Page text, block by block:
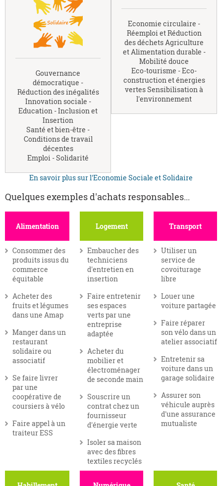
Gouvernance
démocratique -
Réduction des inégalités
Innovation sociale -
Education - Inclusion et
Insertion
Santé et bien-être -
Conditions de travail
décentes
Emploi - Solidarité
Economie circulaire -
Réemploi et Réduction
des déchets Agriculture
et Alimentation durable -
Mobilité douce
Eco-tourisme - Eco-
construction et énergies
vertes Sensibilisation à
l'environnement
En savoir plus sur l'Economie Sociale et Solidaire
Quelques exemples d'achats responsables...
Alimentation Logement Transport
Consommer des
produits issus du
commerce
équitable
Acheter des
fruits et légumes
dans une Amap
Manger dans un
restaurant
solidaire ou
associatif
Se faire livrer
par une
coopérative de
coursiers à vélo
Faire appel à un
traiteur ESS
Embaucher des
techniciens
d'entretien en
insertion
Faire entretenir
ses espaces
verts par une
entreprise
adaptée
Acheter du
mobilier et
électroménager
de seconde main
Souscrire un
contrat chez un
fournisseur
d'énergie verte
Isoler sa maison
avec des fibres
textiles recyclés
Utiliser un
service de
covoiturage
libre
Louer une
voiture partagée
Faire réparer
son vélo dans un
atelier associatif
Entretenir sa
voiture dans un
garage solidaire
Assurer son
véhicule auprès
d'une assurance
mutualiste